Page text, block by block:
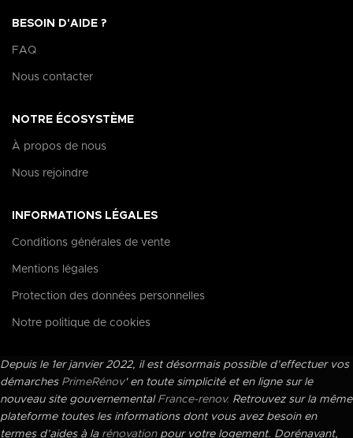
BESOIN D'AIDE ?
FAQ
Nous contacter
NOTRE ÉCOSYSTÈME
À propos de nous
Nous rejoindre
INFORMATIONS LÉGALES
Conditions générales de vente
Mentions légales
Protection des données personnelles
Notre politique de cookies
Depuis le 1er janvier 2022, il est désormais possible d’effectuer vos
démarches PrimeRénov' en toute simplicité et en ligne sur le
nouveau site gouvernemental France-renov. Retrouvez sur la même
plateforme toutes les informations dont vous avez besoin en
termes d’aides à la rénovationpour votre logement. Dorénavant,